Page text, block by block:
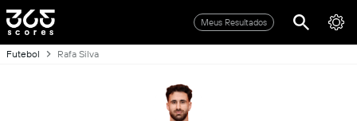
Meus Resultados
Futebol Rafa Silva